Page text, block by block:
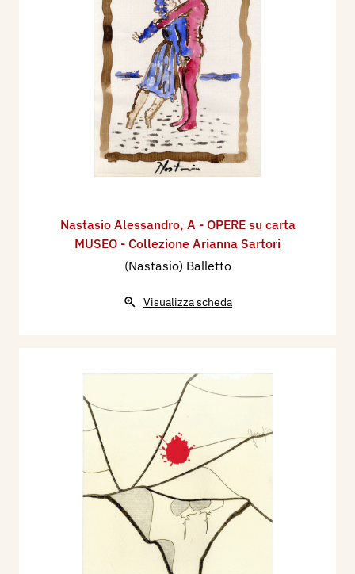
Nastasio Alessandro, A - OPERE su carta
MUSEO - Collezione Arianna Sartori
(Nastasio) Balletto
Visualizza scheda